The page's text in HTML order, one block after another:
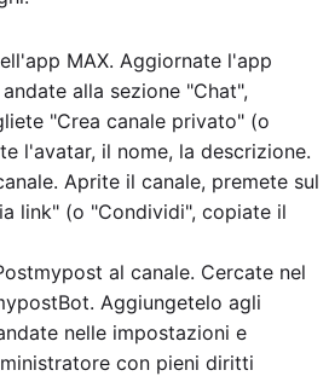
MAX. Aggiornate l'app
alla sezione "Chat",
"Crea canale privato" (o
l'avatar, il nome, la descrizione.
Aprite il canale, premete sul
link" (o "Condividi", copiate il
al canale. Cercate nel
Aggiungetelo agli
nelle impostazioni e
con pieni diritti